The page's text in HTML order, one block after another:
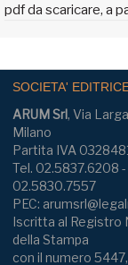
pdf da scaricare, a
SOCIETA'
ARUM Srl, Via
Milano
Partita IVA
Tel. 02.5837.6208 -
02.5830.7557
PEC:
Iscritta al Registro
della Stampa
con il numero